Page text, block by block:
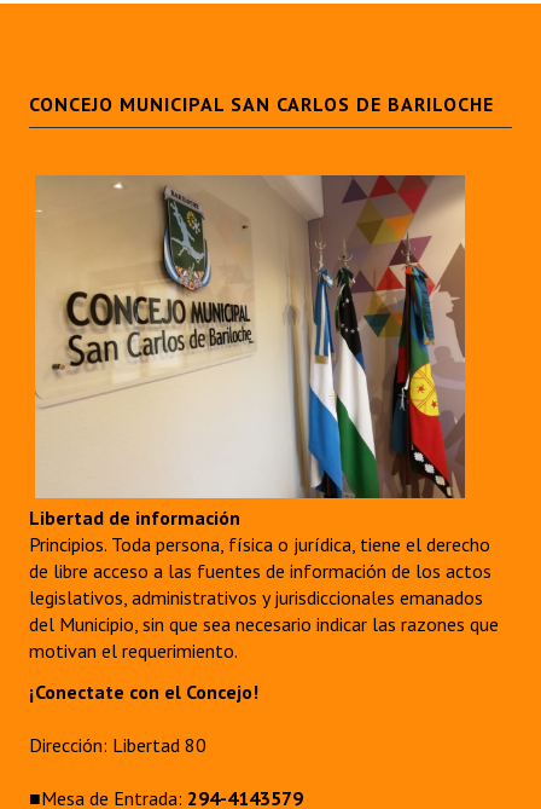
CONCEJO MUNICIPAL SAN CARLOS DE BARILOCHE
Libertad de información
Principios. Toda persona, física o jurídica, tiene el derecho
de libre acceso a las fuentes de información de los actos
legislativos, administrativos y jurisdiccionales emanados
del Municipio, sin que sea necesario indicar las razones que
motivan el requerimiento.
¡Conectate con el Concejo!
Dirección: Libertad 80
■Mesa de Entrada: 294-4143579